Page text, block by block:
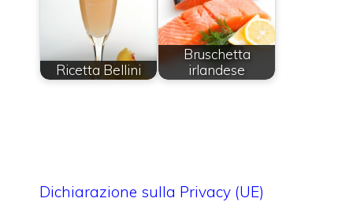
Ricetta Bellini
Bruschetta
irlandese
Dichiarazione sulla Privacy (UE)